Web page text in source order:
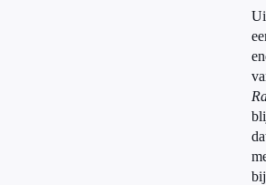
bij